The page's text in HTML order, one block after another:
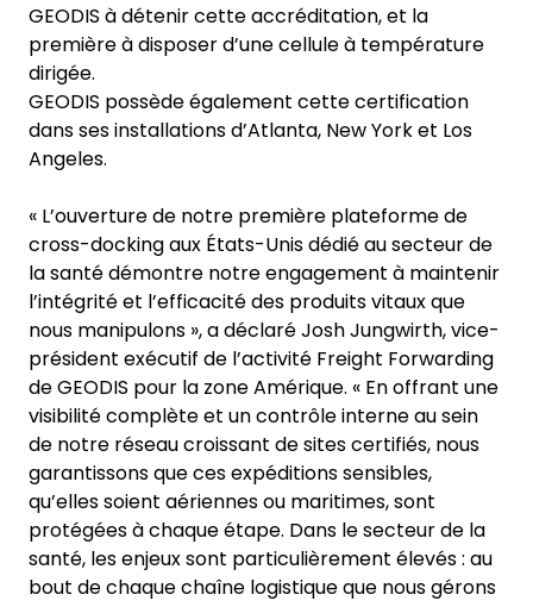
GEODIS à détenir cette accréditation, et la
première à disposer d’une cellule à température
dirigée.
GEODIS possède également cette certification
dans ses installations d’Atlanta, New York et Los
Angeles.
« L’ouverture de notre première plateforme de
cross-docking aux États-Unis dédié au secteur de
la santé démontre notre engagement à maintenir
l’intégrité et l’efficacité des produits vitaux que
nous manipulons », a déclaré Josh Jungwirth, vice-
président exécutif de l’activité Freight Forwarding
de GEODIS pour la zone Amérique. « En offrant une
visibilité complète et un contrôle interne au sein
de notre réseau croissant de sites certifiés, nous
garantissons que ces expéditions sensibles,
qu’elles soient aériennes ou maritimes, sont
protégées à chaque étape. Dans le secteur de la
santé, les enjeux sont particulièrement élevés : au
bout de chaque chaîne logistique que nous gérons